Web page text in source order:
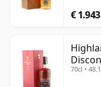
€ 1.943
Case
70cl •